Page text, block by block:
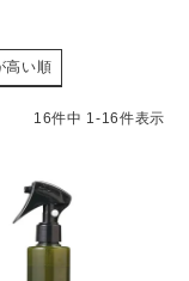
高い順
16件中 1-16件表示